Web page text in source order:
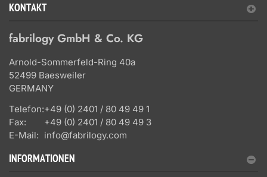
KONTAKT
fabrilogy GmbH & Co. KG
Arnold-Sommerfeld-Ring 40a
52499 Baesweiler
GERMANY
Telefon:+49 (0) 2401 / 80 49 49 1
Fax:
+49 (0) 2401 / 80 49 49 3
E-Mail: info@fabrilogy.com
INFORMATIONEN